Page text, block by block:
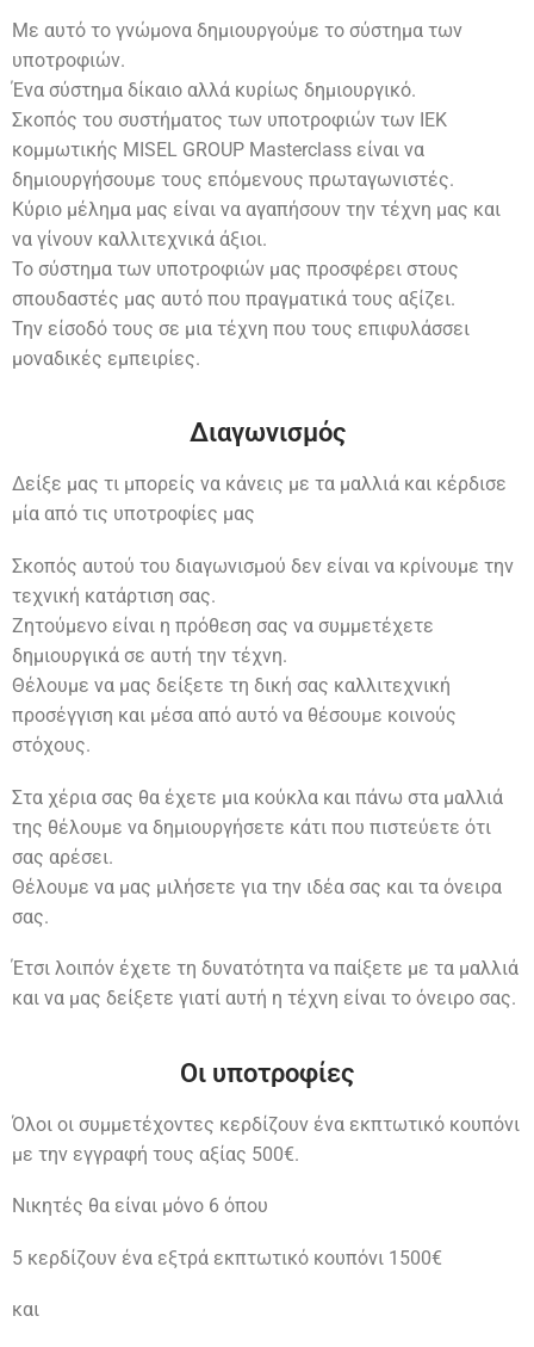
Με αυτό το γνώμονα δημιουργούμε το σύστημα των
υποτροφιών.
Ένα σύστημα δίκαιο αλλά κυρίως δημιουργικό.
Σκοπός του συστήματος των υποτροφιών των ΙΕΚ
κομμωτικής MISEL GROUP Masterclass είναι να
δημιουργήσουμε τους επόμενους πρωταγωνιστές.
Κύριο μέλημα μας είναι να αγαπήσουν την τέχνη μας και
να γίνουν καλλιτεχνικά άξιοι.
Το σύστημα των υποτροφιών μας προσφέρει στους
σπουδαστές μας αυτό που πραγματικά τους αξίζει.
Την είσοδό τους σε μια τέχνη που τους επιφυλάσσει
μοναδικές εμπειρίες.
Διαγωνισμός
Δείξε μας τι μπορείς να κάνεις με τα μαλλιά και κέρδισε
μία από τις υποτροφίες μας
Σκοπός αυτού του διαγωνισμού δεν είναι να κρίνουμε την
τεχνική κατάρτιση σας.
Ζητούμενο είναι η πρόθεση σας να συμμετέχετε
δημιουργικά σε αυτή την τέχνη.
Θέλουμε να μας δείξετε τη δική σας καλλιτεχνική
προσέγγιση και μέσα από αυτό να θέσουμε κοινούς
στόχους.
Στα χέρια σας θα έχετε μια κούκλα και πάνω στα μαλλιά
της θέλουμε να δημιουργήσετε κάτι που πιστεύετε ότι
σας αρέσει.
Θέλουμε να μας μιλήσετε για την ιδέα σας και τα όνειρα
σας.
Έτσι λοιπόν έχετε τη δυνατότητα να παίξετε με τα μαλλιά
και να μας δείξετε γιατί αυτή η τέχνη είναι το όνειρο σας.
Οι υποτροφίες
Όλοι οι συμμετέχοντες κερδίζουν ένα εκπτωτικό κουπόνι
με την εγγραφή τους αξίας 500€.
Νικητές θα είναι μόνο 6 όπου
5 κερδίζουν ένα εξτρά εκπτωτικό κουπόνι 1500€
και